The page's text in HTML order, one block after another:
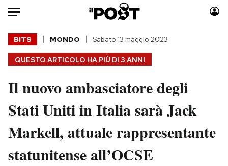
Auto
HOME
Italia
Politica
Tecnologia
Scienza
Moda
Consumismi
Storie/Idee
Ok Boomer!
Media
QUESTO ARTICOLO HA PIÙ DI 3 ANNI
BITS MONDO Sabato 13 maggio 2023
Il nuovo ambasciatore degli
Stati Uniti in Italia sarà Jack
Markell, attuale rappresentante
statunitense all’OCSE